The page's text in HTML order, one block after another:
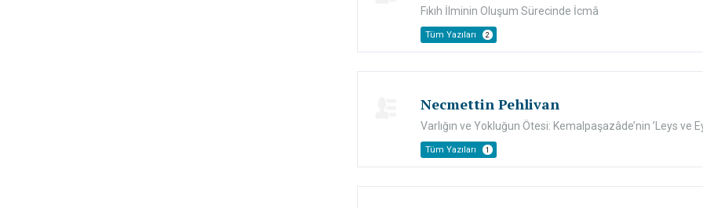
Fıkıh İlminin Oluşum Sürecinde İcmâ
Tüm Yazıları 2
Necmettin Pehlivan
Varlığın ve Yokluğun Ötesi: Kemalpaşazâde’nin ’Leys ve
Tüm Yazıları 1